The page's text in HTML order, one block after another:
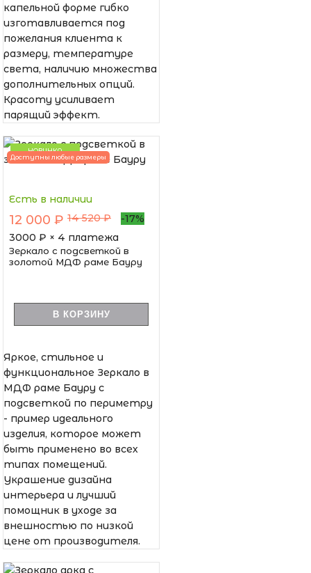
капельной форме гибко
изготавливается под
пожелания клиента к
размеру, температуре
света, наличию множества
дополнительных опций.
Красоту усиливает
парящий эффект.
НОВИНКА
Доступны любые размеры
Есть в наличии
12 000 ₽ 14 520 ₽
-17%
3000 ₽ × 4 платежа
Зеркало с подсветкой в
золотой МДФ раме Бауру
В КОРЗИНУ
Яркое, стильное и
функциональное Зеркало в
МДФ раме Бауру с
подсветкой по периметру
- пример идеального
изделия, которое может
быть применено во всех
типах помещений.
Украшение дизайна
интерьера и лучший
помощник в уходе за
внешностью по низкой
цене от производителя.